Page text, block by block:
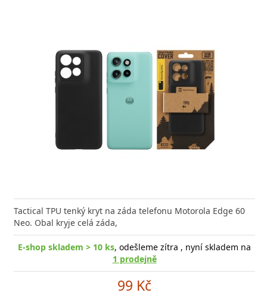
Tactical TPU tenký kryt na záda telefonu Motorola Edge 60
Neo. Obal kryje celá záda,
E-shop skladem > 10 ks, odešleme zítra , nyní skladem na
1 prodejně
99 Kč
efektivní nabíjení kdykoliv potřebujete Baseus
Nabíječka pro všechna
, odešleme v úterý 11. 08.
Rychlá